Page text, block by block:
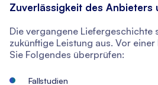
Zuverlässigkeit des Anbieters
Die vergangene Liefergeschichte
zukünftige Leistung aus. Vor
Sie Folgendes überprüfen:
Fallstudien